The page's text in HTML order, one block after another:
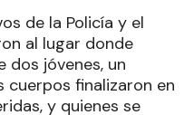
de la Policía y el
al lugar donde
dos jóvenes, un
cuerpos finalizaron en
y quienes se